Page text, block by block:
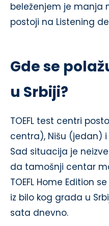
beleženjem je manja
postoji na Listening
Gde se
u Srbiji?
TOEFL test centri
centra), Nišu (jedan)
Sad situacija je
da tamošnji centar
TOEFL Home Edition
iz bilo kog grada u
sata dnevno.